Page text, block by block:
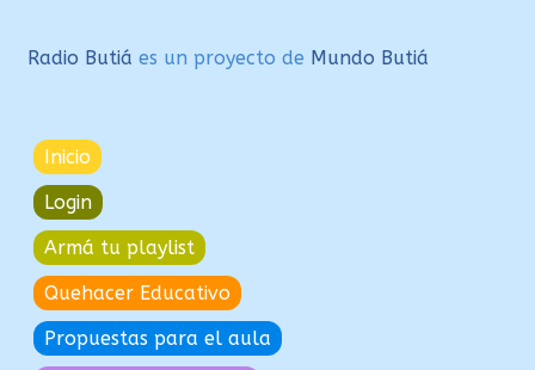
Radio Butiá es un proyecto de Mundo Butiá
Inicio
Login
Armá tu playlist
Quehacer Educativo
Propuestas para el aula